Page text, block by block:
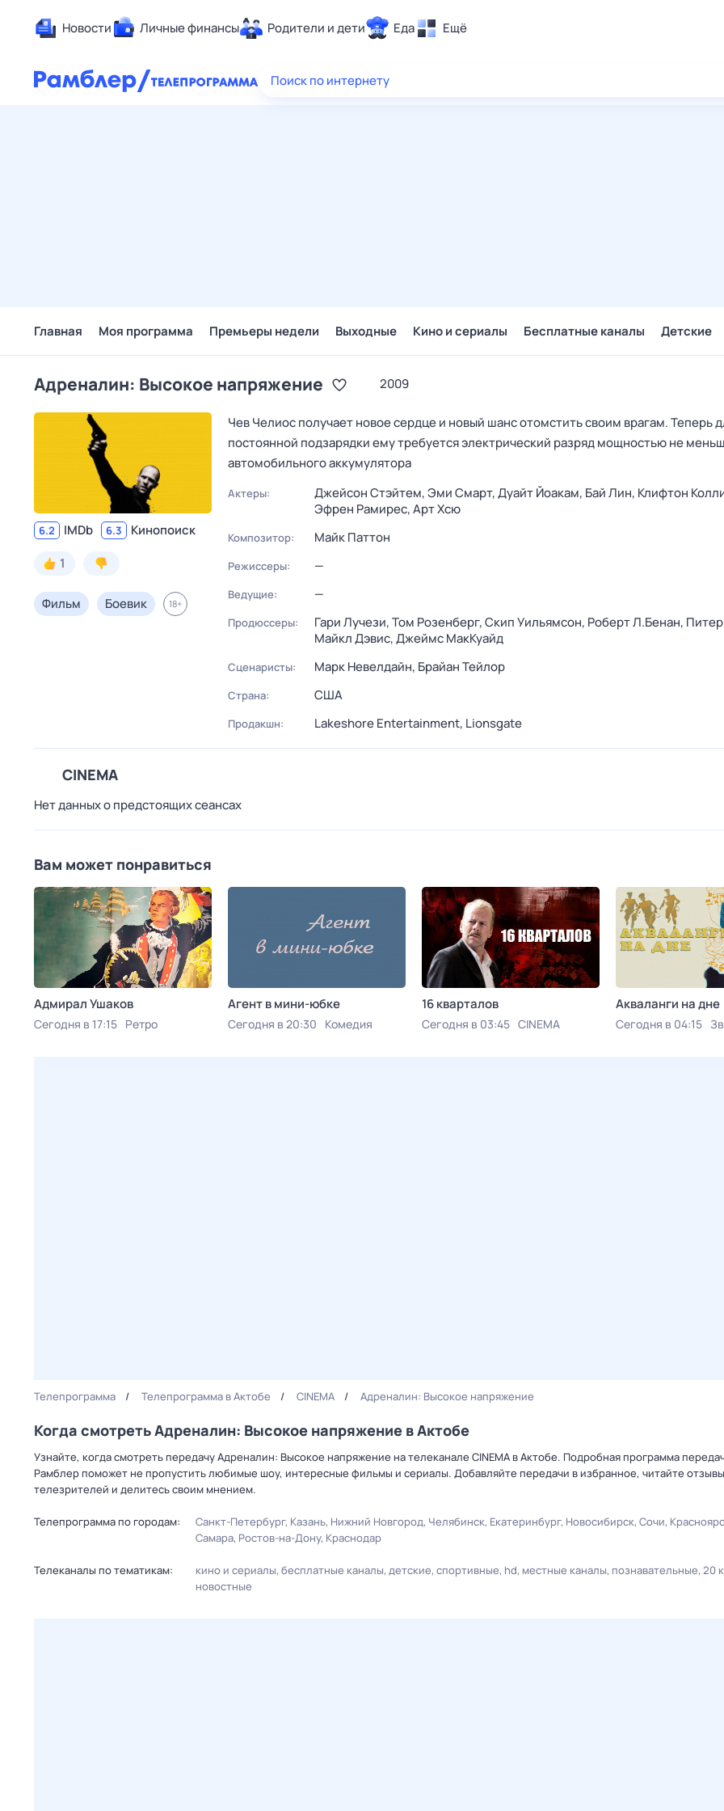
Новости Личные финансы Родители и дети Еда Ещё
Здоровье
Поиск по интернету
Главная Моя программа Премьеры недели Выходные Кино и сериалы Бесплатные каналы Детские
Адреналин: Высокое напряжение 2009
6.2 IMDb 6.3
Кинопоиск
1
Фильм Боевик 18+
Чев Челиос получает новое сердце и новый шанс отомстить своим врагам. Теперь
постоянной подзарядки ему требуется электрический разряд мощностью не
автомобильного аккумулятора
Актеры: Джейсон Стэйтем,Эми Смарт,Дуайт Йоакам, Бай Лин, Клифтон
Эфрен Рамирес,Арт Хсю
Композитор: Майк Паттон
Режиссеры: —
Ведущие: —
Продюссеры: Гари Лучези,Том Розенберг,Скип Уильямсон, Роберт Л.Бенан,
Майкл Дэвис,Джеймс МакКуайд
Сценаристы: Марк Невелдайн, Брайан Тейлор
Страна: США
Продакшн: Lakeshore Entertainment, Lionsgate
CINEMA
Нет данных о предстоящих сеансах
Вам может понравиться
Адмирал Ушаков
Сегодня в 17:15 Ретро
Агент в мини-юбке
Сегодня в 20:30 Комедия
16 кварталов
Сегодня в 03:45 CINEMA
Акваланги на дне
Сегодня в 04:15
Телепрограмма Телепрограмма в Актобе CINEMA Адреналин: Высокое напряжение
Когда смотреть Адреналин: Высокое напряжение в Актобе
Узнайте, когда смотреть передачу Адреналин: Высокое напряжение на телеканале CINEMA в Актобе. Подробная программа
Рамблер поможет не пропустить любимые шоу, интересные фильмы и сериалы. Добавляйте передачи в избранное, читайте отзывы
телезрителей и делитесь своим мнением.
Телепрограмма по городам: Санкт-Петербург Казань Нижний Новгород Челябинск Екатеринбург Новосибирск Сочи
Самара Ростов-на-Дону Краснодар
Телеканалы по тематикам: кино и сериалы бесплатные каналы детские спортивные hd местные каналы познавательные 20
новостные